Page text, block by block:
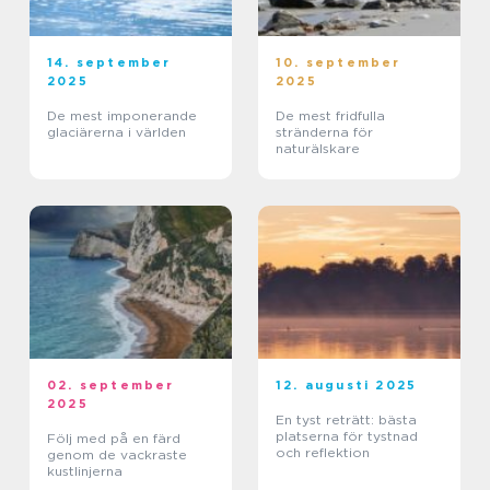
14. september
2025
De mest imponerande
glaciärerna i världen
10. september
2025
De mest fridfulla
stränderna för
naturälskare
02. september
2025
Följ med på en färd
genom de vackraste
kustlinjerna
12. augusti 2025
En tyst reträtt: bästa
platserna för tystnad
och reflektion